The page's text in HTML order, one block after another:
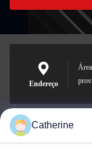
Endereço
Catherine